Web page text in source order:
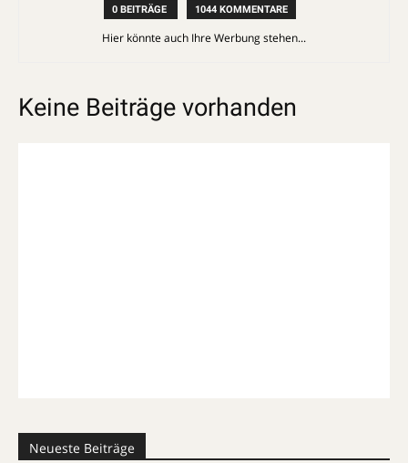
0 BEITRÄGE 1044 KOMMENTARE
Hier könnte auch Ihre Werbung stehen...
Keine Beiträge vorhanden
Neueste Beiträge